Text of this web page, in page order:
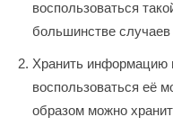
воспользоваться
большинстве
Хранить информацию
воспользоваться её
образом можно